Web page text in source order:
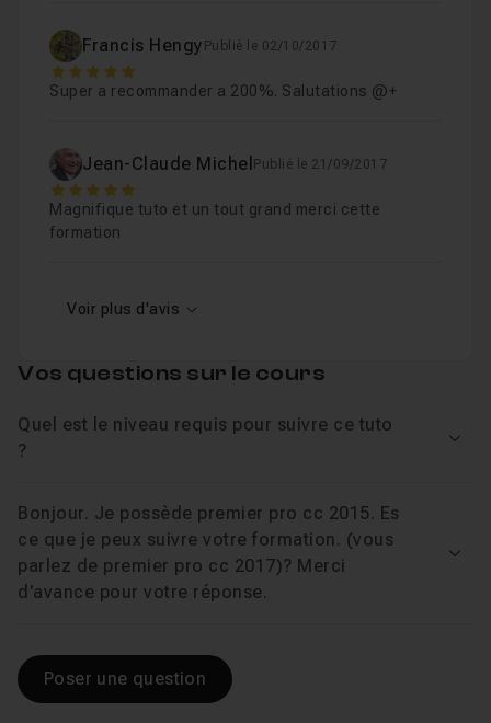
Francis Hengy Publié le 02/10/2017
5
Super a recommander a 200%. Salutations @+
Jean-Claude Michel Publié le 21/09/2017
5
Magnifique tuto et un tout grand merci cette
formation
Voir plus d'avis
Vos questions sur le cours
Quel est le niveau requis pour suivre ce tuto
?
Bonjour. Je possède premier pro cc 2015. Es
ce que je peux suivre votre formation. (vous
parlez de premier pro cc 2017)? Merci
d'avance pour votre réponse.
Poser une question